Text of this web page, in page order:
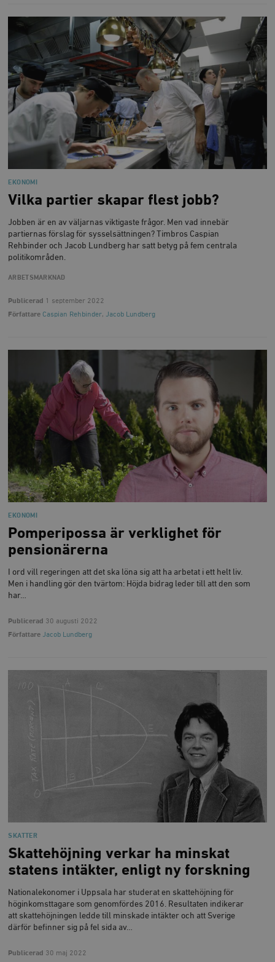
EKONOMI
Vilka partier skapar flest jobb?
Jobben är en av väljarnas viktigaste frågor. Men vad innebär
partiernas förslag för sysselsättningen? Timbros Caspian
Rehbinder och Jacob Lundberg har satt betyg på fem centrala
politikområden.
ARBETSMARKNAD
Publicerad 1 september 2022
Författare Caspian Rehbinder, Jacob Lundberg
EKONOMI
Pomperipossa är verklighet för
pensionärerna
I ord vill regeringen att det ska löna sig att ha arbetat i ett helt liv.
Men i handling gör den tvärtom: Höjda bidrag leder till att den som
har…
Publicerad 30 augusti 2022
Författare Jacob Lundberg
SKATTER
Skattehöjning verkar ha minskat
statens intäkter, enligt ny forskning
Nationalekonomer i Uppsala har studerat en skattehöjning för
höginkomsttagare som genomfördes 2016. Resultaten indikerar
att skattehöjningen ledde till minskade intäkter och att Sverige
därför befinner sig på fel sida av…
Publicerad 30 maj 2022